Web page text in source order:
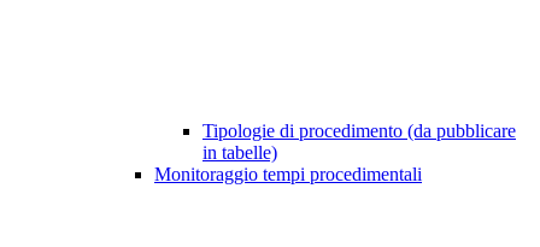
Tipologie di procedimento (da pubblicare
in tabelle)
Monitoraggio tempi procedimentali